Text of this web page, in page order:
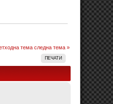
тема следна тема »
ПЕЧАТИ